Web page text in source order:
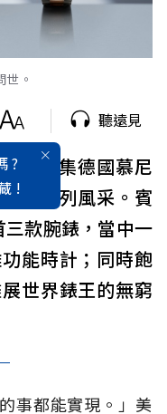
。
?
!
聽遠見
賓雲集德國慕尼
計系列風采。賓
款腕錶，當中一
能時計；同時飽
世界錶王的無窮
事都能實現。」美